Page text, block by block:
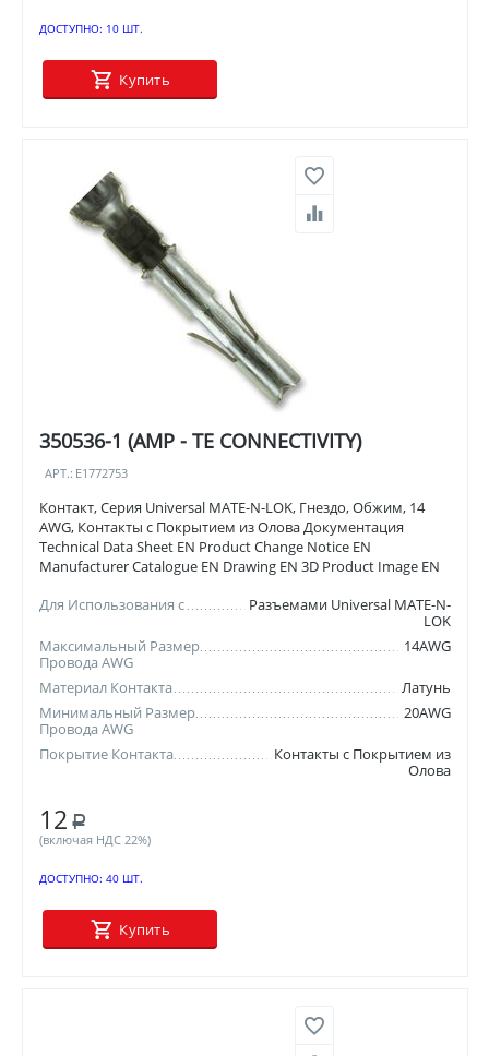
ДОСТУПНО: 10 ШТ.
Купить
350536-1 (AMP - TE CONNECTIVITY)
АРТ.: E1772753
Контакт, Серия Universal MATE-N-LOK, Гнездо, Обжим, 14
AWG, Контакты с Покрытием из Олова Документация
Technical Data Sheet EN Product Change Notice EN
Manufacturer Catalogue EN Drawing EN 3D Product Image EN
Для Использования с
Разъемами Universal MATE-N-
LOK
Максимальный Размер
Провода AWG
14AWG
Материал Контакта
Латунь
Минимальный Размер
Провода AWG
20AWG
Покрытие Контакта
Контакты с Покрытием из
Олова
12 Р
(включая НДС 22%)
ДОСТУПНО: 40 ШТ.
Купить